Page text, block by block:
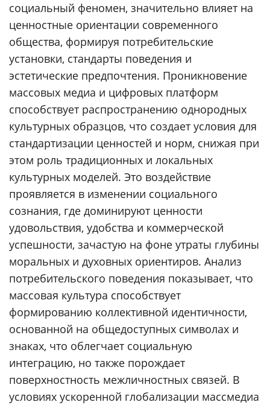
социальный феномен, значительно влияет на
ценностные ориентации современного
общества, формируя потребительские
установки, стандарты поведения и
эстетические предпочтения. Проникновение
массовых медиа и цифровых платформ
способствует распространению однородных
культурных образцов, что создает условия для
стандартизации ценностей и норм, снижая при
этом роль традиционных и локальных
культурных моделей. Это воздействие
проявляется в изменении социального
сознания, где доминируют ценности
удовольствия, удобства и коммерческой
успешности, зачастую на фоне утраты глубины
моральных и духовных ориентиров. Анализ
потребительского поведения показывает, что
массовая культура способствует
формированию коллективной идентичности,
основанной на общедоступных символах и
знаках, что облегчает социальную
интеграцию, но также порождает
поверхностность межличностных связей. В
условиях ускоренной глобализации массмедиа